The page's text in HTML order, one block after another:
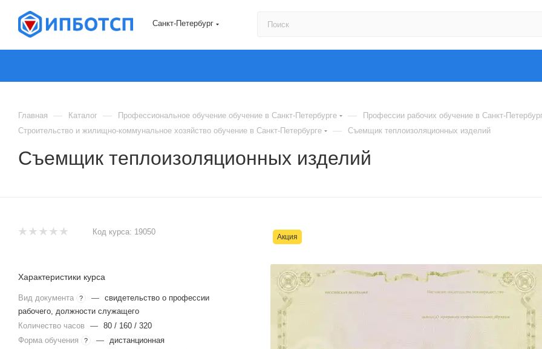
Санкт-Петербург
Главная — Каталог — Профессиональное обучение обучение в Санкт-Петербурге —
Профессии рабочих обучение в Санкт-
Строительство и жилищно-коммунальное хозяйство обучение в Санкт-Петербурге
— Съемщик теплоизоляционных изделий
Съемщик теплоизоляционных изделий
Акция
Код курса: 19050
Характеристики курса
Вид документа ? — свидетельство о профессии
рабочего, должности служащего
Количество часов
— 80 / 160 / 320
Форма обучения
? —
дистанционная